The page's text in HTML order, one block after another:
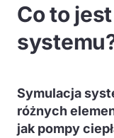
Co to
Symulacja
różnych
jak pompy